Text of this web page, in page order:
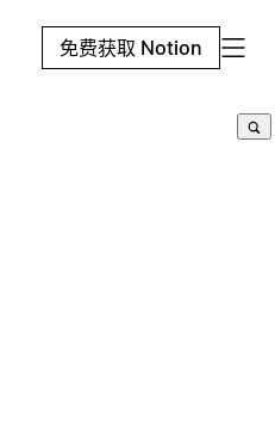
免费获取 Notion